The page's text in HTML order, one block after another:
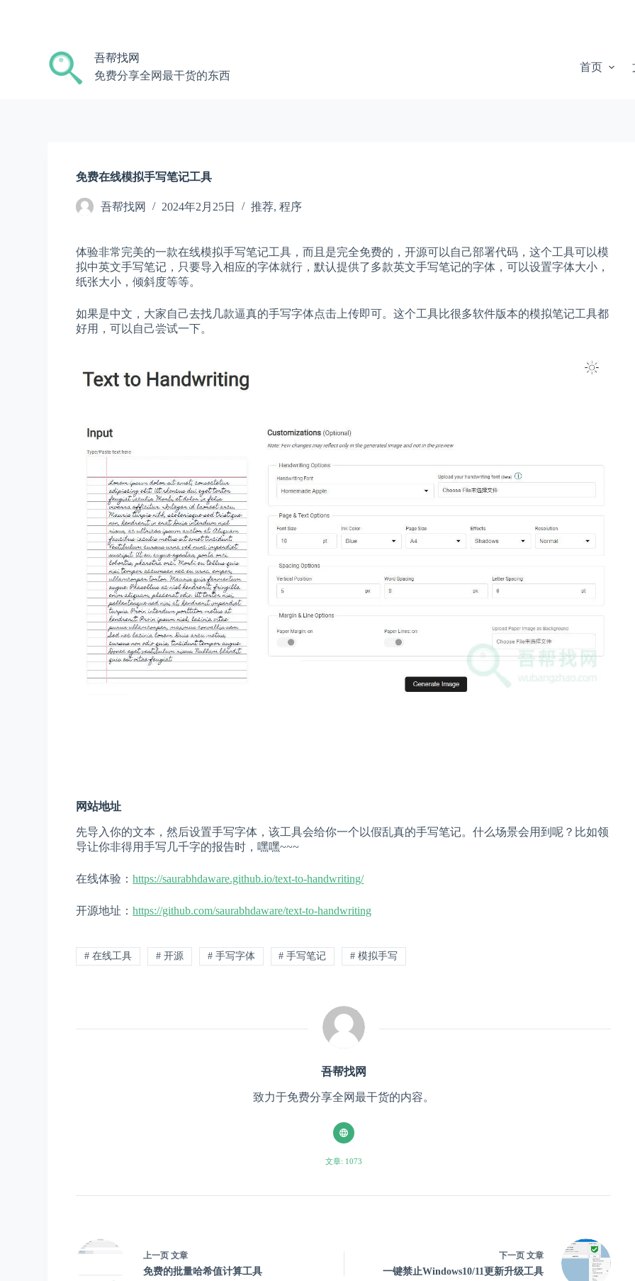
吾帮找网
免费分享全网最干货的东西
首页
免费在线模拟手写笔记工具
吾帮找网 2024年2月25日 推荐,程序
体验非常完美的一款在线模拟手写笔记工具，而且是完全免费的，开源可以自己部署代码，这个工具可以模
拟中英文手写笔记，只要导入相应的字体就行，默认提供了多款英文手写笔记的字体，可以设置字体大小，
纸张大小，倾斜度等等。
如果是中文，大家自己去找几款逼真的手写字体点击上传即可。这个工具比很多软件版本的模拟笔记工具都
好用，可以自己尝试一下。
网站地址
先导入你的文本，然后设置手写字体，该工具会给你一个以假乱真的手写笔记。什么场景会用到呢？比如领
导让你非得用手写几千字的报告时，嘿嘿~~~
在线体验：https://saurabhdaware.github.io/text-to-handwriting/
开源地址：https://github.com/saurabhdaware/text-to-handwriting
# 在线工具 # 开源 # 手写字体 # 手写笔记 # 模拟手写
吾帮找网
致力于免费分享全网最干货的内容。
文章: 1073
上一页文章
免费的批量哈希值计算工具
下一页 文章
一键禁止Windows10/11更新升级工具